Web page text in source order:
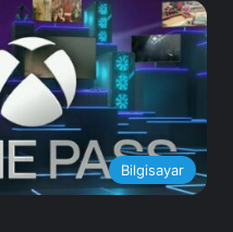
Bilgisayar